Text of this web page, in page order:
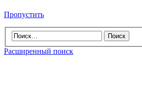
Пропустить
Расширенный поиск